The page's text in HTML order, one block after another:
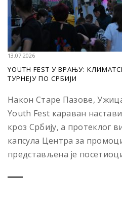
13.07.2026
YOUTH FEST У ВРАЊУ:
ТУРНЕЈУ ПО СРБИЈИ
Након Старе Пазове,
Youth Fest караван
кроз Србију, а протеклог
капсула Центра за
представљена је